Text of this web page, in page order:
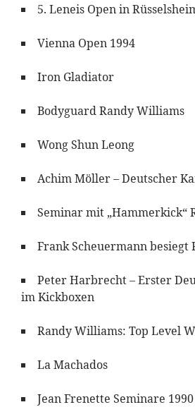
5. Leneis Open in
Vienna Open 1994
Iron Gladiator
Bodyguard Randy Williams
Wong Shun Leong
Achim Möller – Deutscher
Seminar mit „Hammerkick“
Frank Scheuermann besiegt
Peter Harbrecht – Erster
im Kickboxen
Randy Williams: Top Level
La Machados
Jean Frenette Seminare 1990